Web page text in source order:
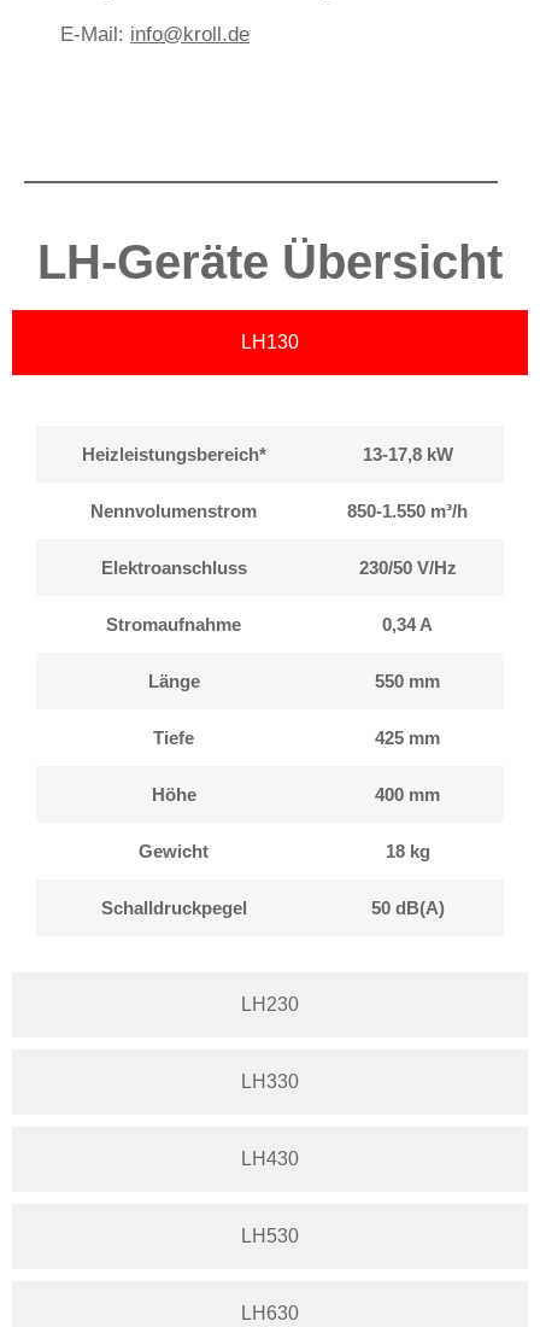
E-Mail: info@kroll.de
LH-Geräte Übersicht
LH130
LH230
LH330
LH430
LH530
LH630
Heizleistungsbereich* 13-17,8 kW
Nennvolumenstrom 850-1.550 m³/h
Elektroanschluss 230/50 V/Hz
Stromaufnahme 0,34 A
Länge 550 mm
Tiefe 425 mm
Höhe 400 mm
Gewicht 18 kg
Schalldruckpegel 50 dB(A)